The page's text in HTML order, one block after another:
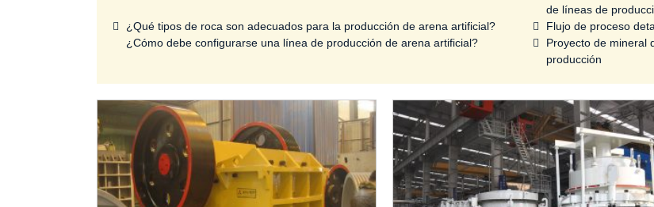
de líneas de
¿Qué tipos de roca son adecuados para la producción de arena artificial?
¿Cómo debe configurarse una línea de producción de arena artificial?
Flujo de proceso
Proyecto de mineral
producción